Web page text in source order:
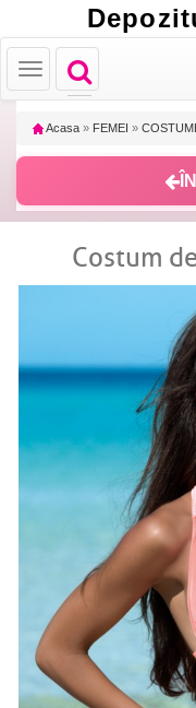
Toggle
navigation
Toggle
navigation
Acasa » FEMEI »
Costum